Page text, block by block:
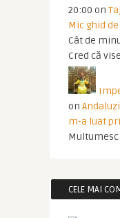
20:00 on
Mic ghid
Cât de
Cred că
on
m-a luat
CELE MAI